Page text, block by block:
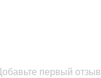
первый отзыв